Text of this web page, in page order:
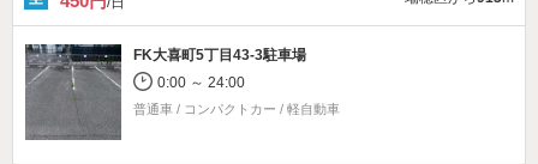
FK大喜町5丁目43-3駐車場
0:00 ～ 24:00
普通車 / コンパクトカー / 軽自動車